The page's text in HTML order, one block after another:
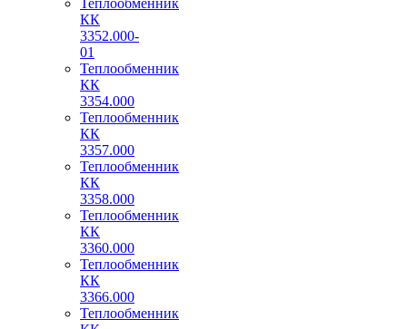
КК
3352.000-
01
Теплообменник
КК
3354.000
Теплообменник
КК
3357.000
Теплообменник
КК
3358.000
Теплообменник
КК
3360.000
Теплообменник
КК
3366.000
Теплообменник